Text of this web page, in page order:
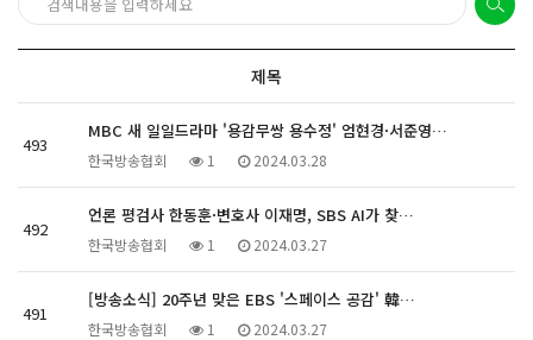
제목
493
MBC 새 일일드라마 '용감무쌍 용수정' 엄현경·서준영…
한국방송협회 1 2024.03.28
492
언론 평검사 한동훈·변호사 이재명, SBS AI가 찾…
한국방송협회 1 2024.03.27
491
[방송소식] 20주년 맞은 EBS '스페이스 공감' 韓…
한국방송협회 1 2024.03.27